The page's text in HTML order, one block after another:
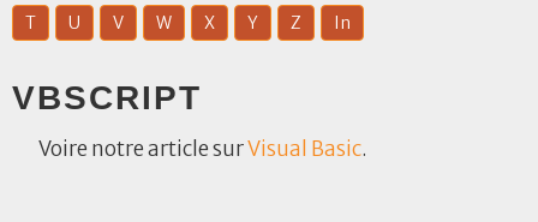
T U V W X Y Z In
VBSCRIPT
Voire notre article surVisual Basic.